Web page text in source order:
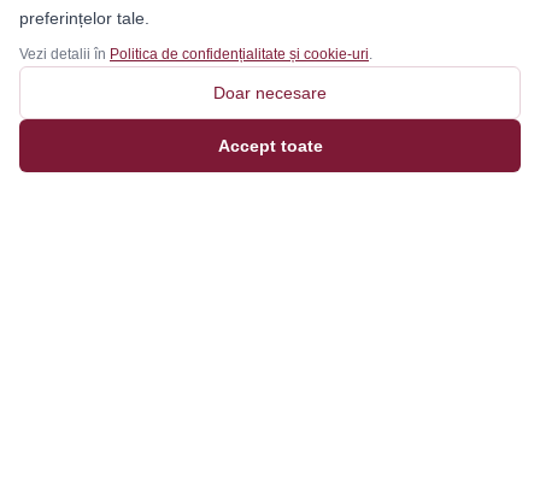
preferințelor tale.
Vezi detalii în Politica de confidențialitate și cookie-uri.
Doar necesare
Accept toate